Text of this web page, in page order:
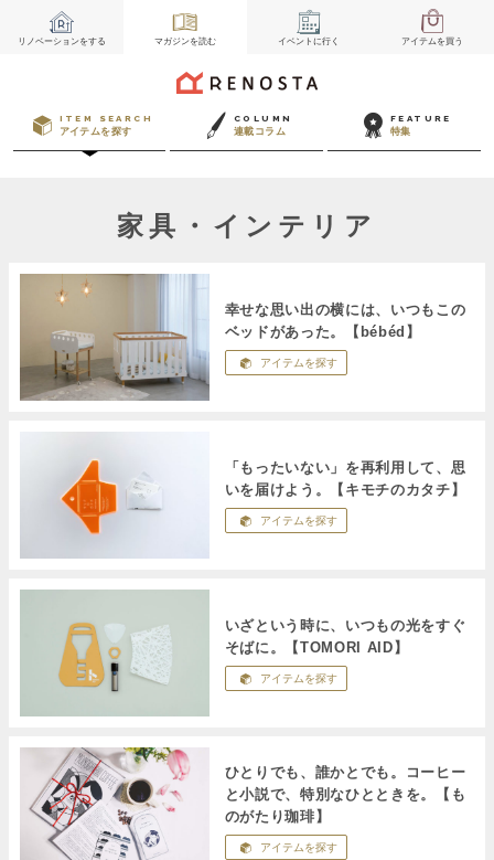
リノベーションをする マガジンを読む イベント に行く アイテムを買う
ITEM SEARCH
アイテムを探す
COLUMN
連載コラム
FEATURE
特集
家具・インテリア
幸せな思い出の横には、いつもこの
ベッドがあった。【bébéd】
アイテムを探す
「もったいない」を再利用して、思
いを届けよう。【キモチのカタチ】
アイテムを探す
いざという時に、いつもの光をすぐ
そばに。【TOMORI AID】
アイテムを探す
ひとりでも、誰かとでも。コーヒー
と小説で、特別なひとときを。【も
のがたり珈琲】
アイテムを探す